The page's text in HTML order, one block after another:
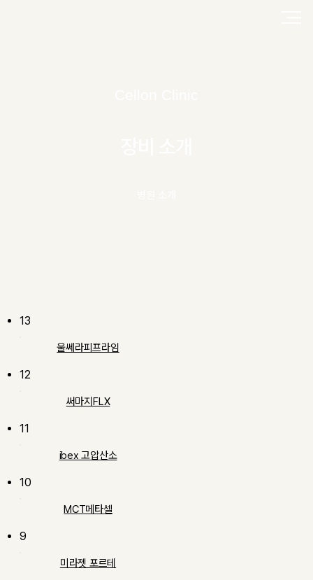
13
울쎄라피프라임
12
써마지FLX
11
ibex 고압산소
10
MCT메타셀
9
미라젯 포르테